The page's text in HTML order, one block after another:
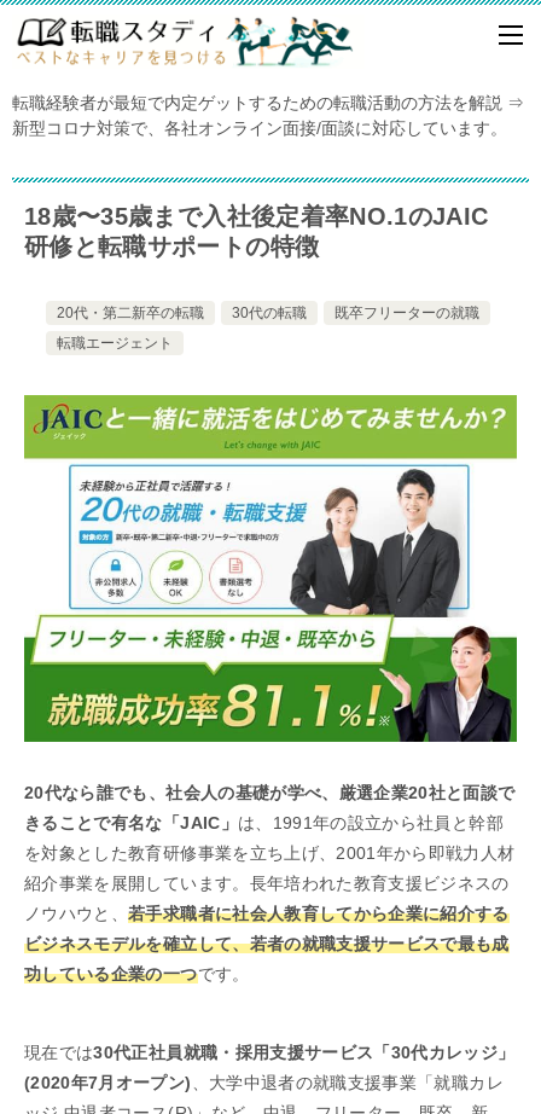
転職経験者が最短で内定ゲットするための転職活動の方法を解説 ⇒
新型コロナ対策で、各社オンライン面接/面談に対応しています。
18歳〜35歳まで入社後定着率NO.1のJAIC
研修と転職サポートの特徴
20代・第二新卒の転職 30代の転職
既卒フリーターの就職
転職エージェント
20代なら誰でも、社会人の基礎が学べ、厳選企業20社と面談で
きることで有名な「JAIC」 は、1991年の設立から社員と幹部
を対象とした教育研修事業を立ち上げ、2001年から即戦力人材
紹介事業を展開しています。長年培われた教育支援ビジネスの
ノウハウと、若手求職者に社会人教育してから企業に紹介する
ビジネスモデルを確立して、若者の就職支援サービスで最も成
功している企業の一つです。
現在では30代正社員就職・採用支援サービス「30代カレッジ」
(2020年7月オープン) 、大学中退者の就職支援事業「就職カレ